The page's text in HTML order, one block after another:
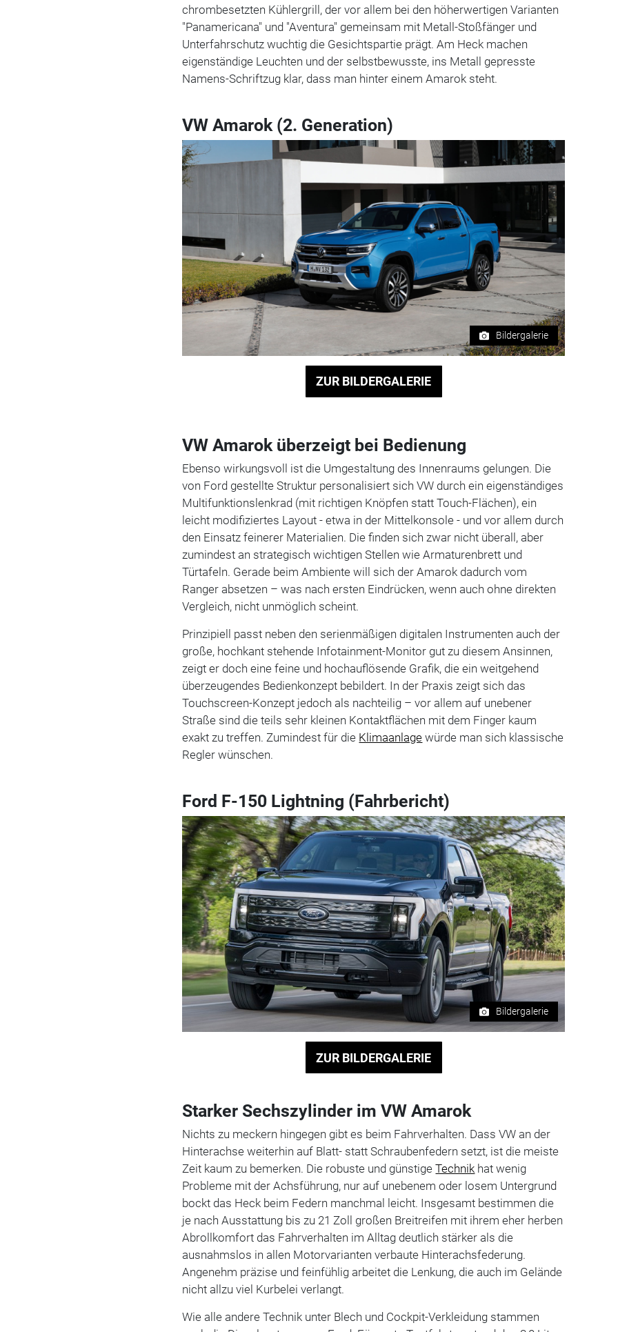
chrombesetzten Kühlergrill, der vor allem bei den höherwertigen Varianten
"Panamericana" und "Aventura" gemeinsam mit Metall-Stoßfänger und
Unterfahrschutz wuchtig die Gesichtspartie prägt. Am Heck machen
eigenständige Leuchten und der selbstbewusste, ins Metall gepresste
Namens-Schriftzug klar, dass man hinter einem Amarok steht.
VW Amarok (2. Generation)
Bildergalerie
ZUR BILDERGALERIE
VW Amarok überzeigt bei Bedienung
Ebenso wirkungsvoll ist die Umgestaltung des Innenraums gelungen. Die
von Ford gestellte Struktur personalisiert sich VW durch ein eigenständiges
Multifunktionslenkrad (mit richtigen Knöpfen statt Touch-Flächen), ein
leicht modifiziertes Layout - etwa in der Mittelkonsole - und vor allem durch
den Einsatz feinerer Materialien. Die finden sich zwar nicht überall, aber
zumindest an strategisch wichtigen Stellen wie Armaturenbrett und
Türtafeln. Gerade beim Ambiente will sich der Amarok dadurch vom
Ranger absetzen – was nach ersten Eindrücken, wenn auch ohne direkten
Vergleich, nicht unmöglich scheint.
Prinzipiell passt neben den serienmäßigen digitalen Instrumenten auch der
große, hochkant stehende Infotainment-Monitor gut zu diesem Ansinnen,
zeigt er doch eine feine und hochauflösende Grafik, die ein weitgehend
überzeugendes Bedienkonzept bebildert. In der Praxis zeigt sich das
Touchscreen-Konzept jedoch als nachteilig – vor allem auf unebener
Straße sind die teils sehr kleinen Kontaktflächen mit dem Finger kaum
exakt zu treffen. Zumindest für die Klimaanlage würde man sich klassische
Regler wünschen.
Ford F-150 Lightning (Fahrbericht)
Bildergalerie
ZUR BILDERGALERIE
Starker Sechszylinder im VW Amarok
Nichts zu meckern hingegen gibt es beim Fahrverhalten. Dass VW an der
Hinterachse weiterhin auf Blatt- statt Schraubenfedern setzt, ist die meiste
Zeit kaum zu bemerken. Die robuste und günstigeTechnik hat wenig
Probleme mit der Achsführung, nur auf unebenem oder losem Untergrund
bockt das Heck beim Federn manchmal leicht. Insgesamt bestimmen die
je nach Ausstattung bis zu 21 Zoll großen Breitreifen mit ihrem eher herben
Abrollkomfort das Fahrverhalten im Alltag deutlich stärker als die
ausnahmslos in allen Motorvarianten verbaute Hinterachsfederung.
Angenehm präzise und feinfühlig arbeitet die Lenkung, die auch im Gelände
nicht allzu viel Kurbelei verlangt.
Wie alle andere Technik unter Blech und Cockpit-Verkleidung stammen